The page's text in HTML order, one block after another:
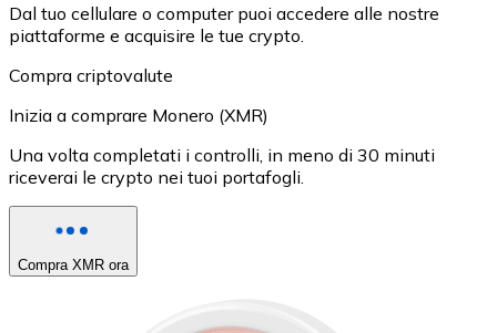
Dal tuo cellulare o computer puoi accedere alle nostre
piattaforme e acquisire le tue crypto.
Compra criptovalute
Inizia a comprare Monero (XMR)
Una volta completati i controlli, in meno di 30 minuti
riceverai le crypto nei tuoi portafogli.
Compra XMR ora